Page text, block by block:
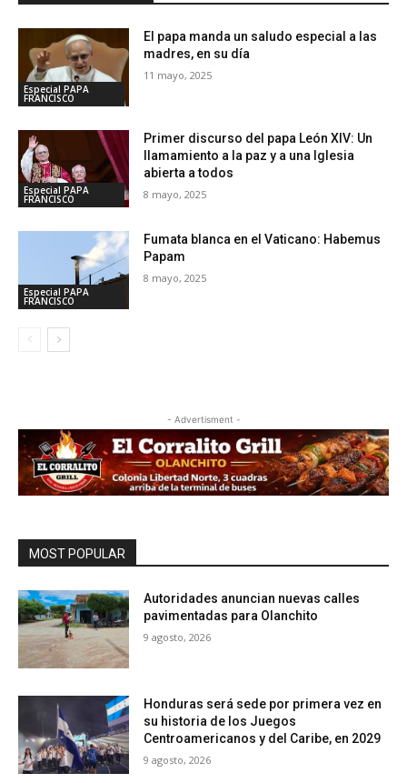
Especial PAPA
FRANCISCO
El papa manda un saludo especial a las
madres, en su día
11 mayo, 2025
Especial PAPA
FRANCISCO
Primer discurso del papa León XIV: Un
llamamiento a la paz y a una Iglesia
abierta a todos
8 mayo, 2025
Especial PAPA
FRANCISCO
Fumata blanca en el Vaticano: Habemus
Papam
8 mayo, 2025
- Advertisment -
MOST POPULAR
Autoridades anuncian nuevas calles
pavimentadas para Olanchito
9 agosto, 2026
Honduras será sede por primera vez en
su historia de los Juegos
Centroamericanos y del Caribe, en 2029
9 agosto, 2026